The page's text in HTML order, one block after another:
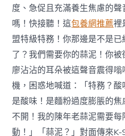
度、急促且充滿養生焦慮的
嗎！快接聽！這包養網推薦裡
盟特級特務！你那邊是不是
了？我們需要你的蒜泥！你
廖沾沾的耳朵被這聲音震得
機，困惑地喊道：「特務？
是酸味！是麵粉過度膨脹的
不開！我的陳年老蒜泥需要
動！」「蒜泥？」對面傳來